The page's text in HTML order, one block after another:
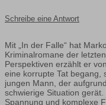
Schreibe eine Antwort
Mit „In der Falle“ hat
Kriminalromane der
Perspektiven erzählt er
eine korrupte Tat begang,
jungen Mann, der
schwierige Situation
Spannung und komplexe